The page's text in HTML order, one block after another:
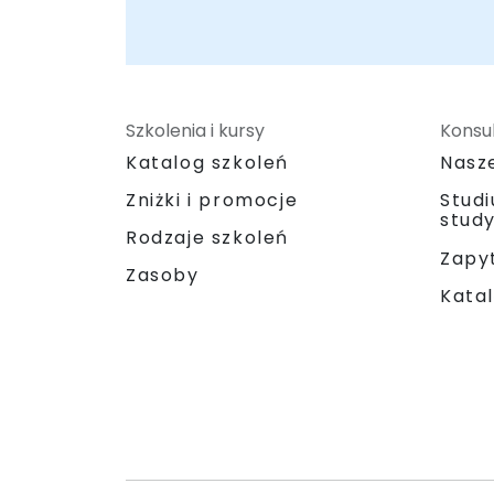
Szkolenia i kursy
Katalog szkoleń
Zniżki i promocje
Rodzaje szkoleń
Zasoby